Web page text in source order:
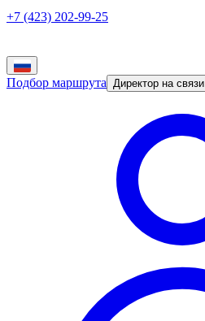
+7 (423) 202-99-25
Подбор маршрута Директор на связи